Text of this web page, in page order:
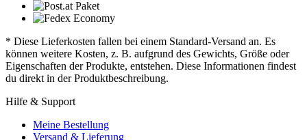
* Diese Lieferkosten fallen bei einem Standard-Versand an. Es
können weitere Kosten, z. B. aufgrund des Gewichts, Größe oder
Eigenschaften der Produkte, entstehen. Diese Informationen findest
du direkt in der Produktbeschreibung.
Hilfe & Support
Meine Bestellung
Versand & Lieferung